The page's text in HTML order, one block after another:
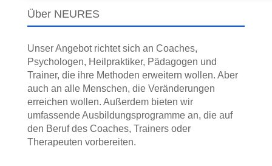
Über NEURES
Unser Angebot richtet sich an Coaches,
Psychologen, Heilpraktiker, Pädagogen und
Trainer, die ihre Methoden erweitern wollen. Aber
auch an alle Menschen, die Veränderungen
erreichen wollen. Außerdem bieten wir
umfassende Ausbildungs­programme an, die auf
den Beruf des Coaches, Trainers oder
Therapeuten vorbereiten.